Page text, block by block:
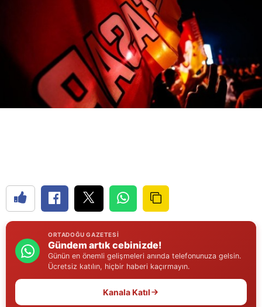
Bolu
Burdur
Bursa
Çanakkale
Çankırı
Edirne
Elazığ
Erzincan
Erzurum
Eskişehir
ORTADOĞU GAZETESI
Gündem artık cebinizde!
Günün en önemli gelişmeleri anında telefonunuza gelsin.
Ücretsiz katılın, hiçbir haberi kaçırmayın.
Kanala Katıl